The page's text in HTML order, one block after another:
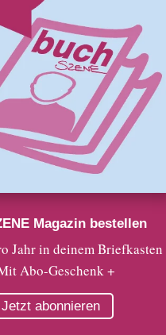
Magazin bestellen
Jahr in deinem Briefkasten
Abo-Geschenk +
Jetzt abonnieren